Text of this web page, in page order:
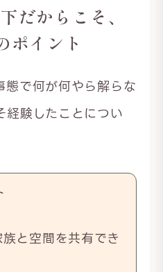
だからこそ、
ポイント
態で何が何やら解らな
経験したことについ
族と空間を共有でき